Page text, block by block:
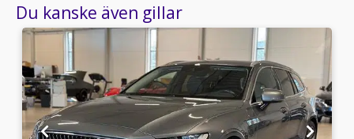
Du kanske även gillar